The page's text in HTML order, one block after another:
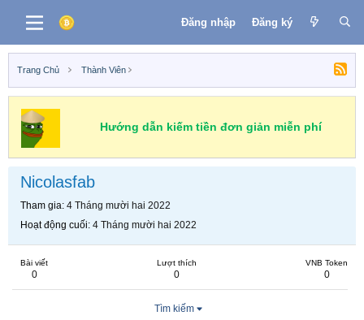
Đăng nhập Đăng ký
Trang Chủ Thành Viên
Hướng dẫn kiếm tiền đơn giản miễn phí
Nicolasfab
Tham gia 4 Tháng mười hai 2022
Hoạt động cuối 4 Tháng mười hai 2022
Bài viết
0
Lượt thích
0
VNB Token
0
Tìm kiếm